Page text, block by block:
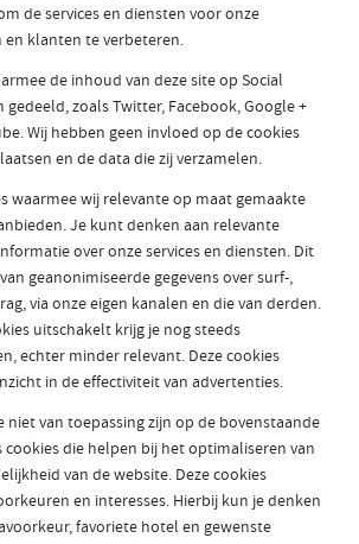
de services en diensten voor onze
en klanten te verbeteren.
de inhoud van deze site op Social
gedeeld, zoals Twitter, Facebook, Google +
Wij hebben geen invloed op de cookies
en de data die zij verzamelen.
waarmee wij relevante op maat gemaakte
Je kunt denken aan relevante
over onze services en diensten. Dit
geanonimiseerde gegevens over surf-,
via onze eigen kanalen en die van derden.
uitschakelt krijg je nog steeds
echter minder relevant. Deze cookies
in de effectiviteit van advertenties.
niet van toepassing zijn op de bovenstaande
cookies die helpen bij het optimaliseren van
van de website. Deze cookies
en interesses. Hierbij kun je denken
favoriete hotel en gewenste